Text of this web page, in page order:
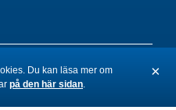
Norrköping FK
Hamrén
Du kan läsa mer om
på den här sidan.
×